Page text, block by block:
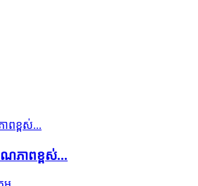
ណភាពខ្ពស់...